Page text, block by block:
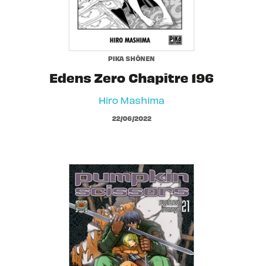
PIKA SHÔNEN
Edens Zero Chapitre 196
Hiro Mashima
22/06/2022